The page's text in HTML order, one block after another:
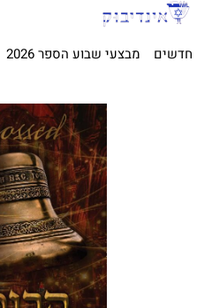
חדשים מבצעי שבוע הספר 2026